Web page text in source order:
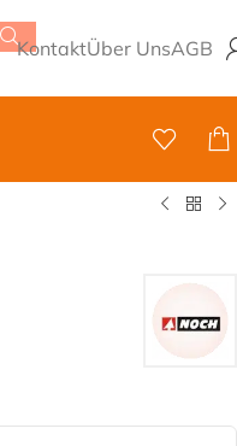
KontaktÜber UnsAGB